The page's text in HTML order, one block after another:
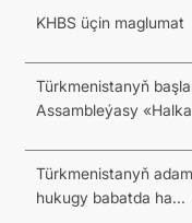
KHBS üçin maglumat
Türkmenistanyň
Assambleýasy
Türkmenistanyň
hukugy babatda ha...